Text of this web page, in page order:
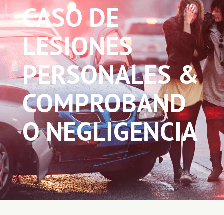
CASO DE
LESIONES
PERSONALES &
COMPROBAND
O NEGLIGENCIA